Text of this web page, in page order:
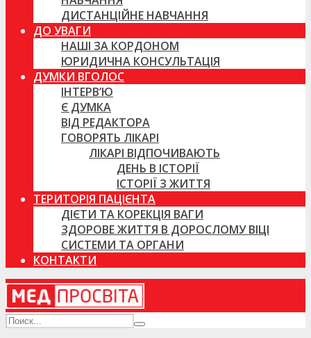
ДИСТАНЦІЙНЕ НАВЧАННЯ
ДО УВАГИ
НАШІ ЗА КОРДОНОМ
ЮРИДИЧНА КОНСУЛЬТАЦІЯ
ДУМКИ ВГОЛОС
ІНТЕРВ’Ю
Є ДУМКА
ВІД РЕДАКТОРА
ГОВОРЯТЬ ЛІКАРІ
ЛІКАРІ ВІДПОЧИВАЮТЬ
ДЕНЬ В ІСТОРІЇ
ІСТОРІЇ З ЖИТТЯ
ТЕРИТОРІЯ ПАЦІЄНТА
ДІЄТИ ТА КОРЕКЦІЯ ВАГИ
ЗДОРОВЕ ЖИТТЯ В ДОРОСЛОМУ ВІЦІ
СИСТЕМИ ТА ОРГАНИ
КОНТАКТИ